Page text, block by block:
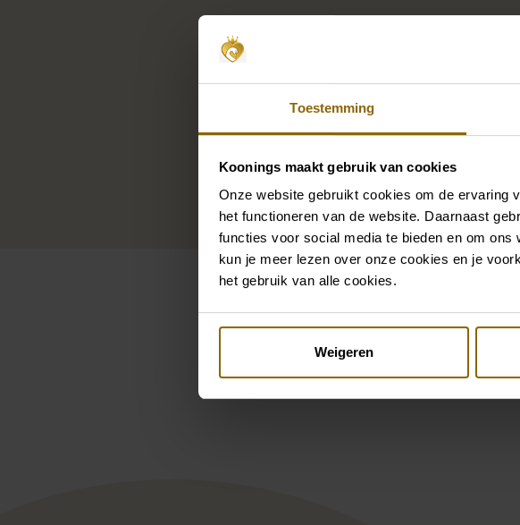
Toestemming
Koonings maakt gebruik van cookies
Onze website gebruikt cookies om de ervaring
het functioneren van de website. Daarnaast
functies voor social media te bieden en om ons
kun je meer lezen over onze cookies en je
het gebruik van alle cookies.
Weigeren
Le Papillon par Modeca Helmi-D
Pinterest
Ladybird